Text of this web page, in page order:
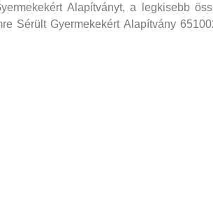
Alapítványt, a legkisebb
Sérült Gyermekekért Alapítvány